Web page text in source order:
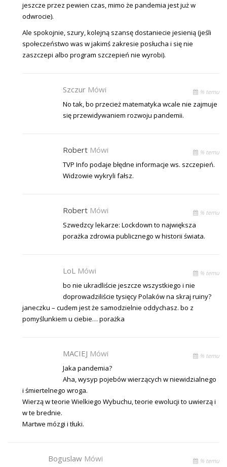
jeszcze przez pewien czas, mimo że pandemia jest już w
odwrocie).
Ale spokojnie, szury, kolejną szansę dostaniecie jesienią (jeśli
społeczeństwo was w jakimś zakresie posłucha i się nie
zaszczepi albo program szczepień nie wyrobi).
Szczur Mówi % temu
No tak, bo przecież matematyka wcale nie zajmuje
się przewidywaniem rozwoju pandemii.
Robert Mówi % temu
TVP Info podaje błędne informacje ws. szczepień.
Widzowie wykryli fałsz.
Robert Mówi % temu
Szwedzcy lekarze: Lockdown to największa
porażka zdrowia publicznego w historii świata.
LoL Mówi % temu
bo nie ukradliście jeszcze wszystkiego i nie
doprowadziliście tysięcy Polaków na skraj ruiny?
janeczku – cudem jest że samodzielnie oddychasz. bo z
pomyślunkiem u ciebie… porażka
MACIEJ Mówi % temu
Jaka pandemia?
Aha, wysyp pojebów wierzących w niewidzialnego
i śmiertelnego wroga.
Wierzą w teorie Wielkiego Wybuchu, teorie ewolucji to uwierzą i
w te brednie.
Martwe mózgi i tłuki.
Boguslaw Mówi % temu